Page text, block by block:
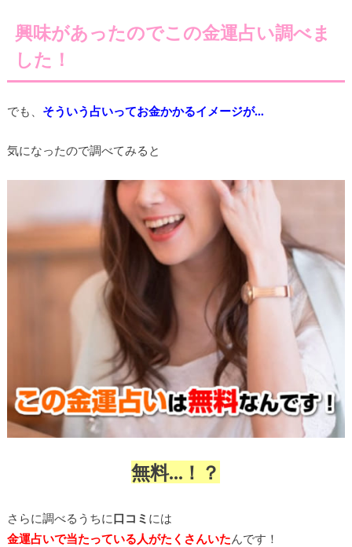
興味があったのでこの金運占い調べま
した！
でも、 そういう占いってお金かかるイメージが…
気になったので調べてみると
無料…！？
さらに調べるうちに口コミ には
金運占いで当たっている人がたくさんいたんです！